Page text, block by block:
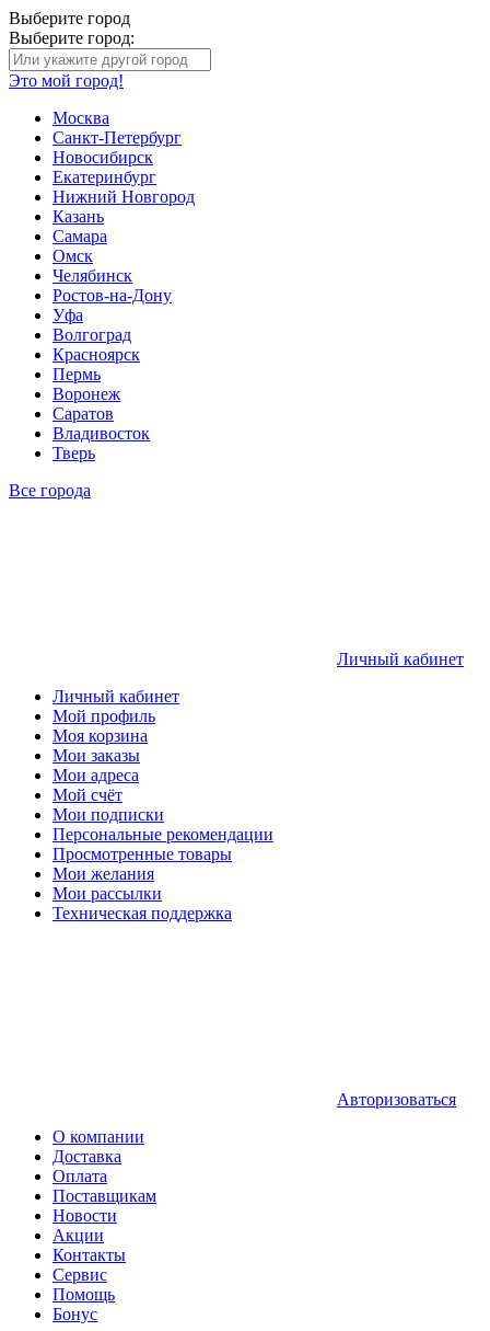
Выберите город
Выберите город:
Это мой город!
Москва
Санкт-Петербург
Новосибирск
Екатеринбург
Нижний Новгород
Казань
Самара
Омск
Челябинск
Ростов-на-Дону
Уфа
Волгоград
Красноярск
Пермь
Воронеж
Саратов
Владивосток
Тверь
Все города
Личный кабинет
Личный кабинет
Мой профиль
Моя корзина
Мои заказы
Мои адреса
Мой счёт
Мои подписки
Персональные рекомендации
Просмотренные товары
Мои желания
Мои рассылки
Техническая поддержка
Авторизоваться
О компании
Доставка
Оплата
Поставщикам
Новости
Акции
Контакты
Сервис
Помощь
Бонус